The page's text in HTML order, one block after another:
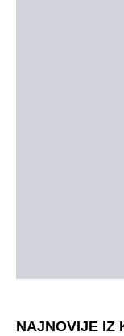
NAJNOVIJE IZ